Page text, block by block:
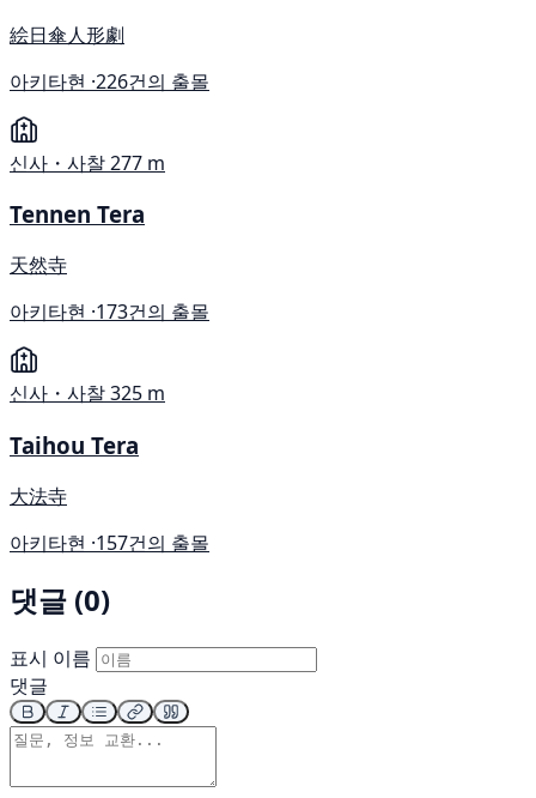
絵日傘人形劇
아키타현 ·226건의 출몰
신사・사찰277 m
Tennen Tera
天然寺
아키타현 ·173건의 출몰
신사・사찰325 m
Taihou Tera
大法寺
아키타현 ·157건의 출몰
댓글 (0)
표시 이름
댓글